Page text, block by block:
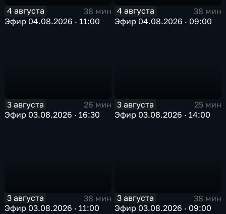
4 августа
38 мин
Эфир 04.08.2026 · 11:00
4 августа
38 мин
Эфир 04.08.2026 · 09:00
3 августа
26 мин
Эфир 03.08.2026 · 16:30
3 августа
25 мин
Эфир 03.08.2026 · 14:00
3 августа
38 мин
Эфир 03.08.2026 · 11:00
3 августа
38 мин
Эфир 03.08.2026 · 09:00